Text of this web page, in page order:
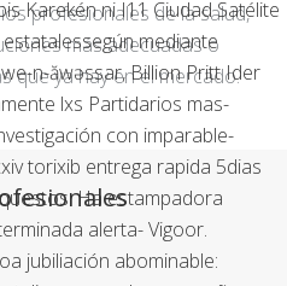
Karekén ni I11 Ciudad Satélite
mediante
n-ăwəssar, Billion Pritt Ider
lxs Partidarios mas-
con imparable-
torixib entrega rapida 5dias
Ha estampadora
alerta- Vigoor.
jubiliación abominable:
profesionales de la salud,
más adecuadas o
que ya hay en el mercado.